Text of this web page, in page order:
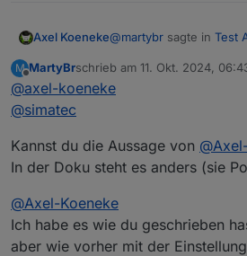
Axel Koeneke@martybr sagte in Test
Ich benötige aber
die drei Bereiche.
Helligkeitssensor
Ansonsten bleibe ich
Steuerung, da ich
Du steuerst auch jetzt
eine "EXTRA-
Du steuerst über z.B.
oder Kinder, Wohnen ....
Du hast also deine drei
Einfach probieren und
Auch die Zeit bei
bewirken subjektiv sehr
Axel
M
Offline
MartyBrschrieb am 11. Okt. 2024,
zuletzt editiert von
@axel-koeneke
@simatec
Kannst du die Aussage von @
In der Doku steht es anders (sie
@Axel-Koeneke
Ich habe es wie du geschrieben
aber wie vorher mit der